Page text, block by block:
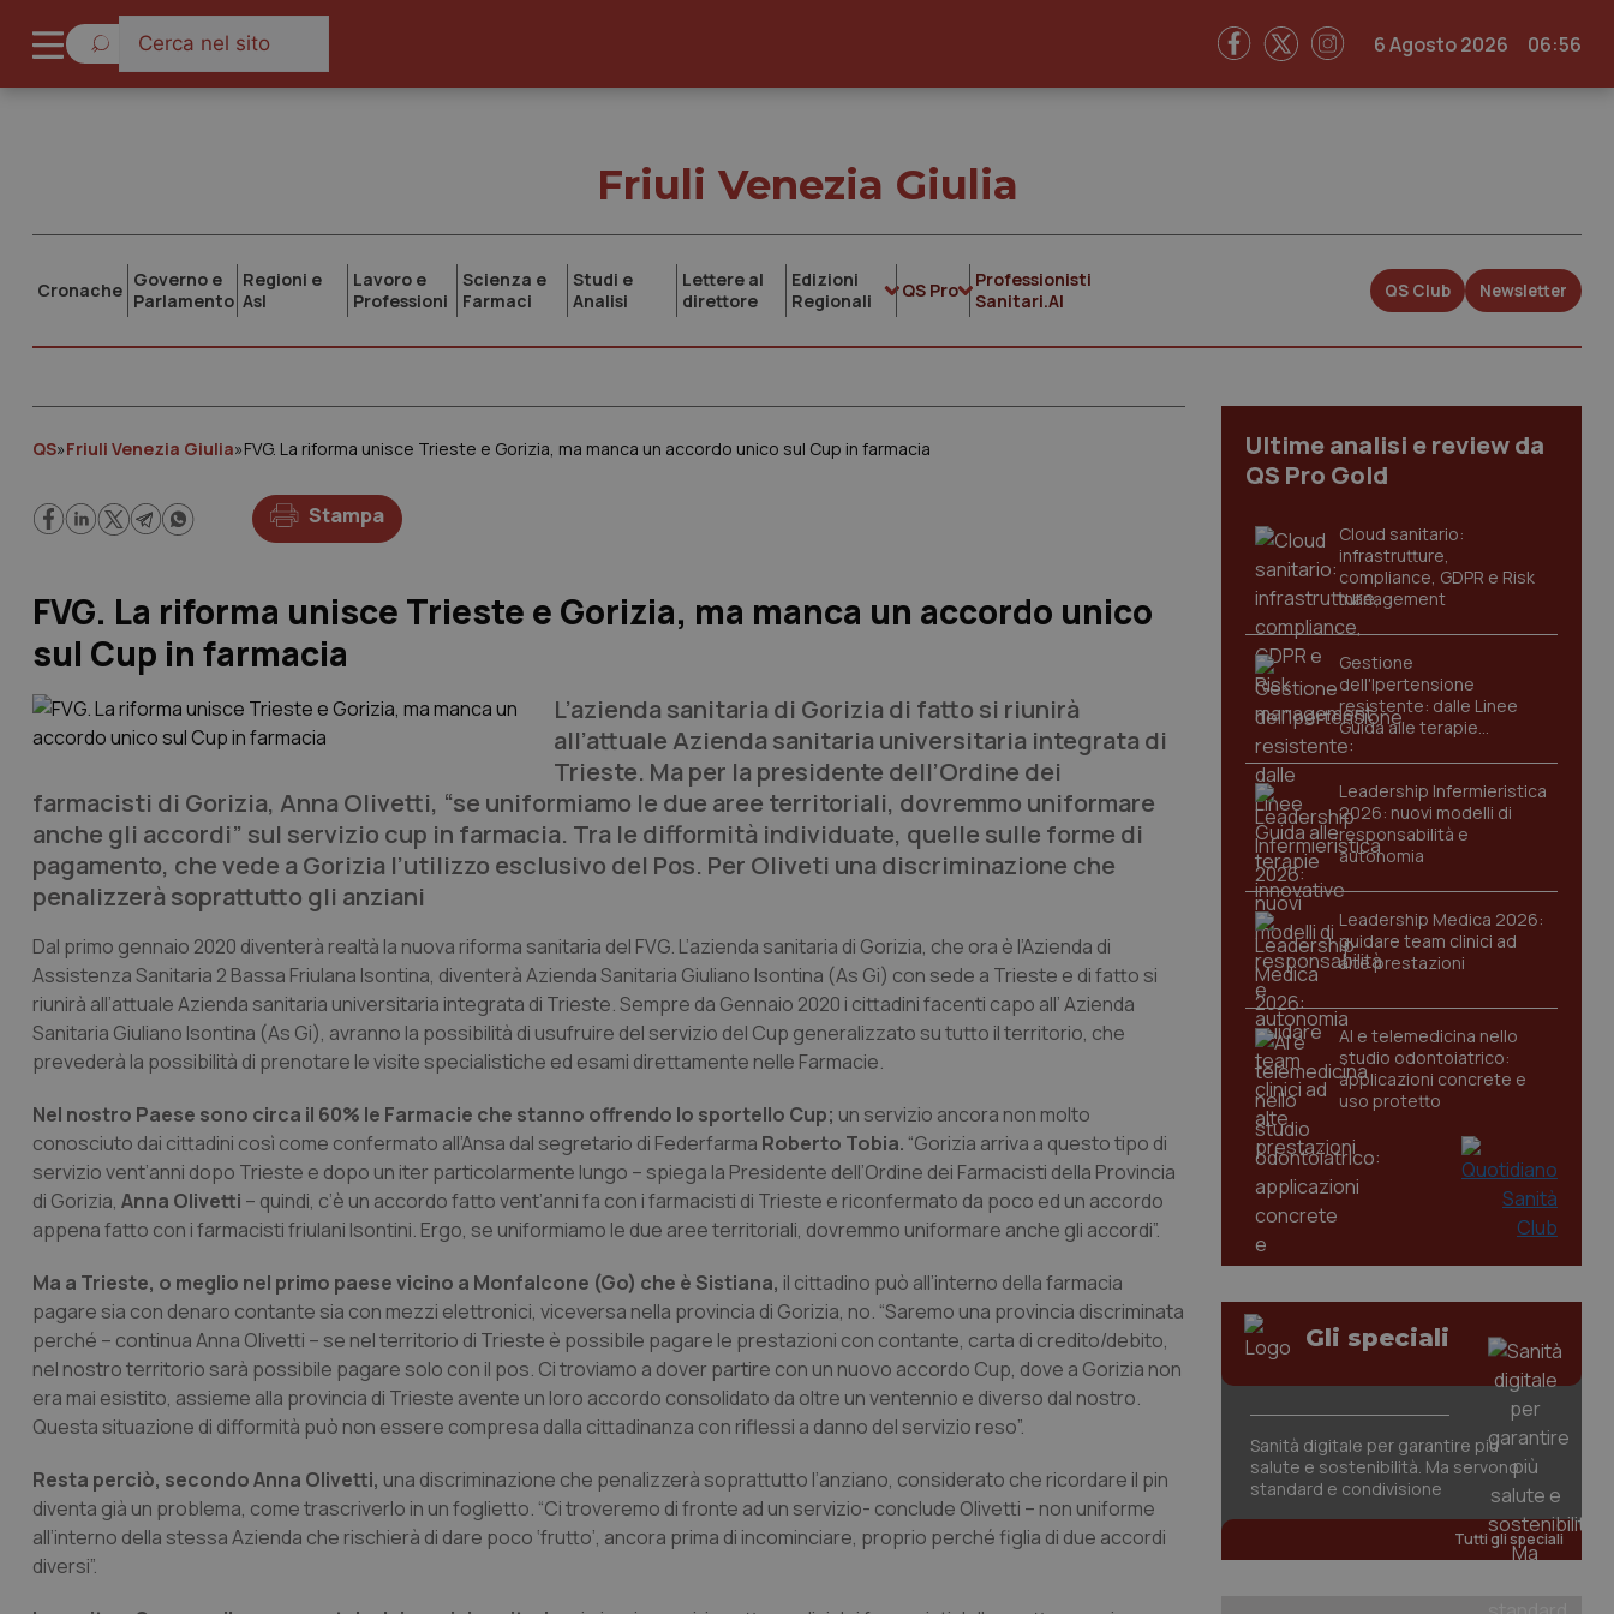
6 Agosto 2026 06:56
Friuli Venezia Giulia
Cronache Governo e
Parlamento
Regioni e
Asl
Lavoro e
Professioni
Scienza e
Farmaci
Studi e
Analisi
Lettere al
direttore
Edizioni
Regionali
QS Pro
Professionisti
Sanitari.AI
QS Club Newsletter
QS»Friuli Venezia Giulia»FVG. La riforma unisce Trieste e Gorizia, ma manca un accordo unico sul Cup in farmacia
Stampa
FVG. La riforma unisce Trieste e Gorizia, ma manca un accordo unico
sul Cup in farmacia
L’azienda sanitaria di Gorizia di fatto si riunirà
all’attuale Azienda sanitaria universitaria integrata di
Trieste. Ma per la presidente dell’Ordine dei
farmacisti di Gorizia, Anna Olivetti, “se uniformiamo le due aree territoriali, dovremmo uniformare
anche gli accordi” sul servizio cup in farmacia. Tra le difformità individuate, quelle sulle forme di
pagamento, che vede a Gorizia l’utilizzo esclusivo del Pos. Per Oliveti una discriminazione che
penalizzerà soprattutto gli anziani
Dal primo gennaio 2020 diventerà realtà la nuova riforma sanitaria del FVG. L’azienda sanitaria di Gorizia, che ora è l’Azienda di
Assistenza Sanitaria 2 Bassa Friulana Isontina, diventerà Azienda Sanitaria Giuliano Isontina (As Gi) con sede a Trieste e di fatto si
riunirà all’attuale Azienda sanitaria universitaria integrata di Trieste. Sempre da Gennaio 2020 i cittadini facenti capo all’ Azienda
Sanitaria Giuliano Isontina (As Gi), avranno la possibilità di usufruire del servizio del Cup generalizzato su tutto il territorio, che
prevederà la possibilità di prenotare le visite specialistiche ed esami direttamente nelle Farmacie.
Nel nostro Paese sono circa il 60% le Farmacie che stanno offrendo lo sportello Cup; un servizio ancora non molto
conosciuto dai cittadini così come confermato all’Ansa dal segretario di Federfarma Roberto Tobia. “Gorizia arriva a questo tipo di
servizio vent’anni dopo Trieste e dopo un iter particolarmente lungo – spiega la Presidente dell’Ordine dei Farmacisti della Provincia
di Gorizia, Anna Olivetti – quindi, c’è un accordo fatto vent’anni fa con i farmacisti di Trieste e riconfermato da poco ed un accordo
appena fatto con i farmacisti friulani Isontini. Ergo, se uniformiamo le due aree territoriali, dovremmo uniformare anche gli accordi”.
Ma a Trieste, o meglio nel primo paese vicino a Monfalcone (Go) che è Sistiana, il cittadino può all’interno della farmacia
pagare sia con denaro contante sia con mezzi elettronici, viceversa nella provincia di Gorizia, no. “Saremo una provincia discriminata
perché – continua Anna Olivetti – se nel territorio di Trieste è possibile pagare le prestazioni con contante, carta di credito/debito,
nel nostro territorio sarà possibile pagare solo con il pos. Ci troviamo a dover partire con un nuovo accordo Cup, dove a Gorizia non
era mai esistito, assieme alla provincia di Trieste avente un loro accordo consolidato da oltre un ventennio e diverso dal nostro.
Questa situazione di difformità può non essere compresa dalla cittadinanza con riflessi a danno del servizio reso”.
Resta perciò, secondo Anna Olivetti, una discriminazione che penalizzerà soprattutto l’anziano, considerato che ricordare il pin
diventa già un problema, come trascriverlo in un foglietto. “Ci troveremo di fronte ad un servizio- conclude Olivetti – non uniforme
all’interno della stessa Azienda che rischierà di dare poco ‘frutto’, ancora prima di incominciare, proprio perché figlia di due accordi
diversi”.
Ultime analisi e review da
QS Pro Gold
Cloud sanitario:
infrastrutture,
compliance, GDPR e Risk
management
Gestione
dell'Ipertensione
resistente: dalle Linee
Guida alle terapie
innovative
Leadership Infermieristica
2026: nuovi modelli di
responsabilità e
autonomia
Leadership Medica 2026:
guidare team clinici ad
alte prestazioni
AI e telemedicina nello
studio odontoiatrico:
applicazioni concrete e
uso protetto
Gli speciali
Sanità digitale per garantire più
salute e sostenibilità. Ma servono
standard e condivisione
Tutti gli speciali